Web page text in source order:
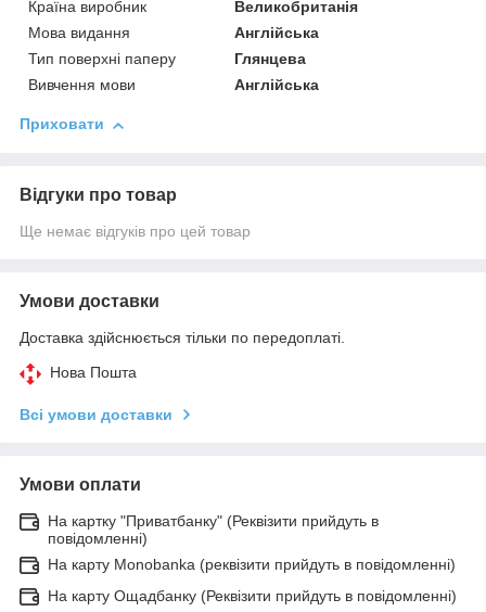
Країна виробник
Великобританія
Мова видання
Англійська
Тип поверхні паперу
Глянцева
Вивчення мови
Англійська
Приховати
Відгуки про товар
Ще немає відгуків про цей товар
Умови доставки
Доставка здійснюється тільки по передоплаті.
Нова Пошта
Всі умови доставки
Умови оплати
На картку "Приватбанку" (Реквізити прийдуть в
повідомленні)
На карту Monobanka (реквізити прийдуть в повідомленні)
На карту Ощадбанку (Реквізити прийдуть в повідомленні)